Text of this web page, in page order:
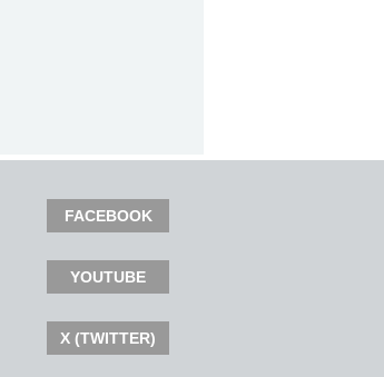
FACEBOOK
YOUTUBE
X (TWITTER)